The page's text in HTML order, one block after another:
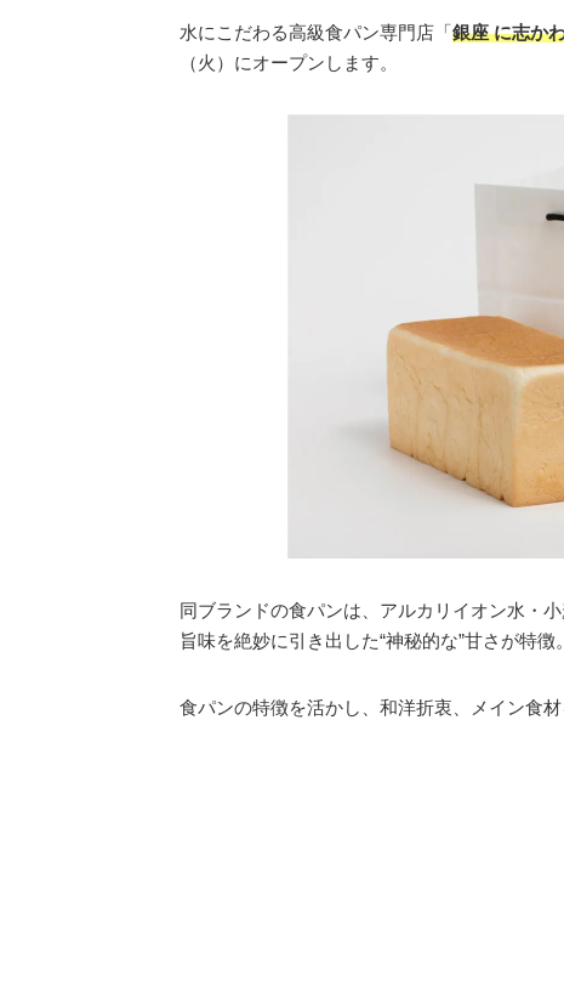
水にこだわる高級食パン専門店「銀座 に志か
（火）にオープンします。
同ブランドの食パンは、アルカリイオン水・
旨味を絶妙に引き出した“神秘的な”甘さが特徴。
食パンの特徴を活かし、和洋折衷、メイン食